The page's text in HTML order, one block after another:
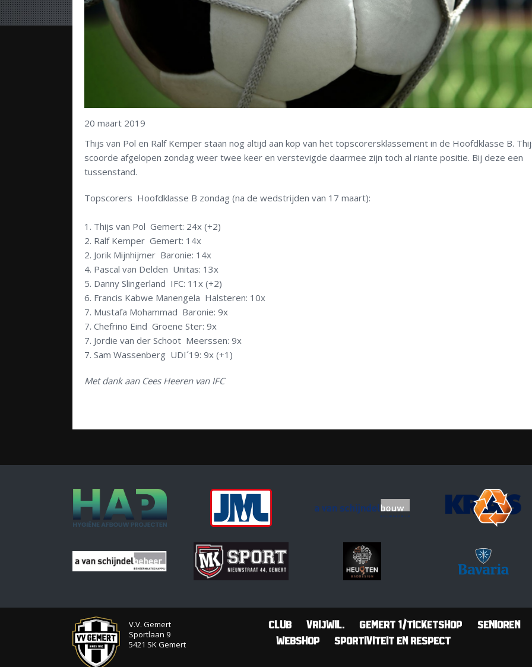
20 maart 2019
Thijs van Pol en Ralf Kemper staan nog altijd aan kop van het topscorersklassement in de Hoofdklasse B.
scoorde afgelopen zondag weer twee keer en verstevigde daarmee zijn toch al riante positie. Bij deze een
tussenstand.
Topscorers Hoofdklasse B zondag (na de wedstrijden van 17 maart):
1. Thijs van Pol Gemert: 24x (+2)
2. Ralf Kemper Gemert: 14x
2. Jorik Mijnhijmer Baronie: 14x
4. Pascal van Delden Unitas: 13x
5. Danny Slingerland IFC: 11x (+2)
6. Francis Kabwe Manengela Halsteren: 10x
7. Mustafa Mohammad Baronie: 9x
7. Chefrino Eind Groene Ster: 9x
7. Jordie van der Schoot Meerssen: 9x
7. Sam Wassenberg UDI´19: 9x (+1)
Met dank aan Cees Heeren van IFC
V.V. Gemert
Sportlaan 9
5421 SK Gemert
Club Vrijwil. Gemert 1/Ticketshop
Senioren
Webshop
Sportiviteit en Respect